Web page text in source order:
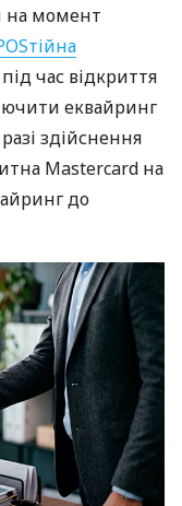
на момент
час відкриття
еквайринг
здійснення
Mastercard на
до